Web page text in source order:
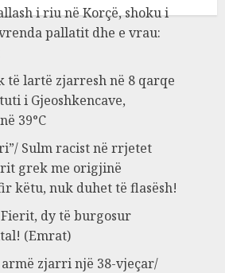
i riu në Korçë, shoku i
pallatit dhe e vrau:
të lartë zjarresh në 8 qarqe
i Gjeoshkencave,
39°C
Sulm racist në rrjetet
grek me origjinë
këtu, nuk duhet të flasësh!
dy të burgosur
(Emrat)
zjarri një 38-vjeçar/